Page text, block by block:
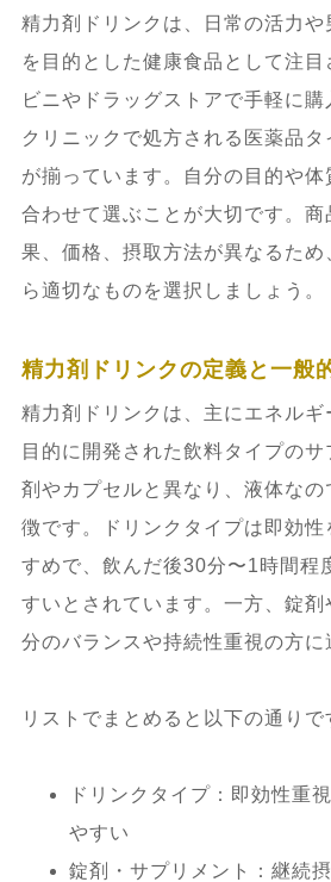
5.3. 飲み忘れ防止や効果
飲みやすさ・味・携帯性
精力剤ドリンクに関する
（FAQ） – 初心者から上級
を網羅
的？」など具体的疑問へ
6.2.副作用・安全性の質
無や体質別の注意点
6.3.商品選びの質問 – 自
見つけ方や購入場所の案
リや薬との相性に関する情
精力剤ドリンクは、日常の活力や
を目的とした健康食品として注
ビニやドラッグストアで手軽に購
クリニックで処方される医薬品
が揃っています。自分の目的や体
合わせて選ぶことが大切です。商
果、価格、摂取方法が異なるた
ら適切なものを選択しましょう。
精力剤ドリンクの定義と一般
精力剤ドリンクは、主にエネルギ
目的に開発された飲料タイプの
剤やカプセルと異なり、液体な
徴です。ドリンクタイプは即効性
すめで、飲んだ後30分〜1時間程
すいとされています。一方、錠
分のバランスや持続性重視の方に
リストでまとめると以下の通りで
ドリンクタイプ：即効性重
やすい
錠剤・サプリメント：継続